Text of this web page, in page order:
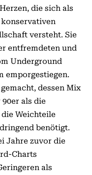
die sich als
versteht. Sie
entfremdeten und
Underground
emporgestiegen.
dessen Mix
als die
Weichteile
benötigt.
Jahre zuvor die
Charts
als